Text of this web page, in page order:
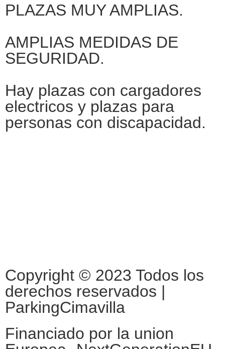
PLAZAS MUY AMPLIAS.
AMPLIAS MEDIDAS DE
SEGURIDAD.
Hay plazas con cargadores
electricos y plazas para
personas con discapacidad.
Copyright © 2023 Todos los
derechos reservados |
ParkingCimavilla
Financiado por la union